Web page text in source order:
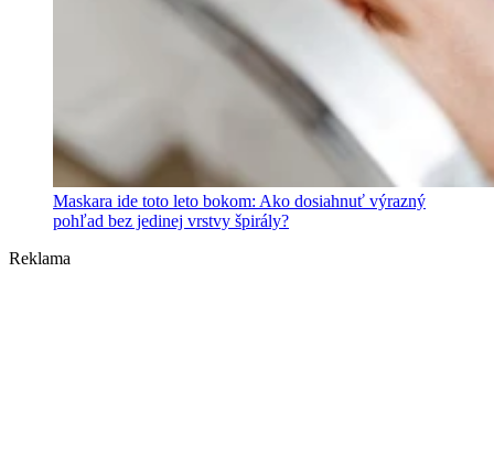
Maskara ide toto leto bokom: Ako dosiahnuť výrazný
pohľad bez jedinej vrstvy špirály?
Reklama